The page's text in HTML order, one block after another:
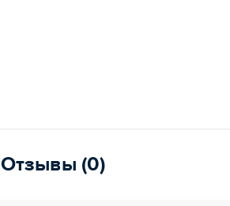
Отзывы (0)